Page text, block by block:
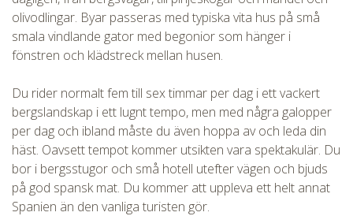
CHECK tmpVideoPath=!
olivodlingar. Byar passeras med typiska vita hus på små
smala vindlande gator med begonior som hänger i
fönstren och klädstreck mellan husen.
Du rider normalt fem till sex timmar per dag i ett vackert
bergslandskap i ett lugnt tempo, men med några galopper
per dag och ibland måste du även hoppa av och leda din
häst. Oavsett tempot kommer utsikten vara spektakulär. Du
bor i bergsstugor och små hotell utefter vägen och bjuds
på god spansk mat. Du kommer att uppleva ett helt annat
Spanien än den vanliga turisten gör.